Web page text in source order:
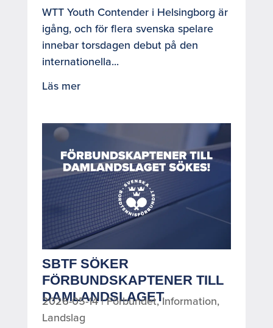
WTT Youth Contender i Helsingborg är
igång, och för flera svenska spelare
innebar torsdagen debut på den
internationella...
Läs mer
SBTF SÖKER
FÖRBUNDSKAPTENER TILL
DAMLANDSLAGET
2026-05-14|Förbundet,Information,
Landslag